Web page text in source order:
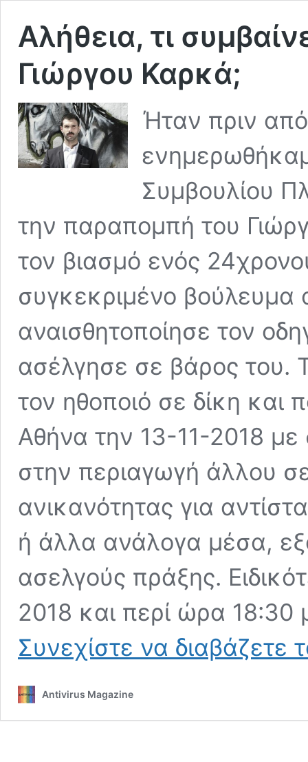
Αλήθεια, τι
Γιώργου Καρκά;
Ήταν πριν
Συμβουλίου
την παραπομπή του
τον βιασμό ενός
συγκεκριμένο βούλευμα
αναισθητοποίησε τον
ασέλγησε σε βάρος του.
τον ηθοποιό σε δίκη και
Αθήνα την 13-11-2018 με
στην περιαγωγή άλλου
ανικανότητας για
ή άλλα ανάλογα μέσα,
ασελγούς πράξης.
2018 και περί ώρα 18:30
Συνεχίστε να διαβάζετε
Antivirus Magazine